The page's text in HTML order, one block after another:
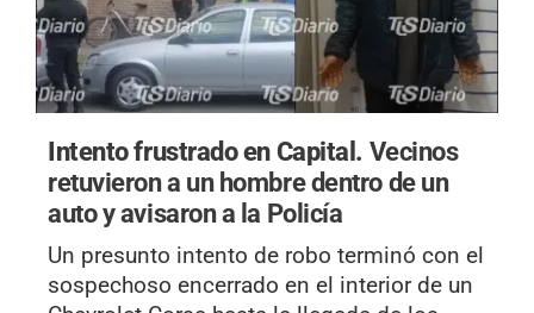
Intento frustrado en Capital. Vecinos
retuvieron a un hombre dentro de un
auto y avisaron a la Policía
Un presunto intento de robo terminó con el
sospechoso encerrado en el interior de un